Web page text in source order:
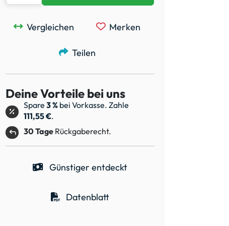
Vergleichen Merken
Teilen
Deine Vorteile bei uns
Spare 3 % bei Vorkasse. Zahle
111,55 €.
30 Tage Rückgaberecht.
Günstiger entdeckt
Datenblatt